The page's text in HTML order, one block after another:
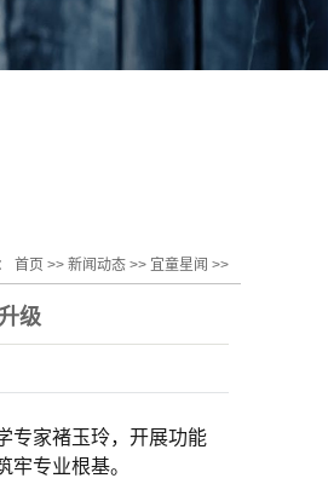
首页 >> 新闻动态 >> 宜童星闻 >>
级
专家褚玉玲，开展功能
专业根基。